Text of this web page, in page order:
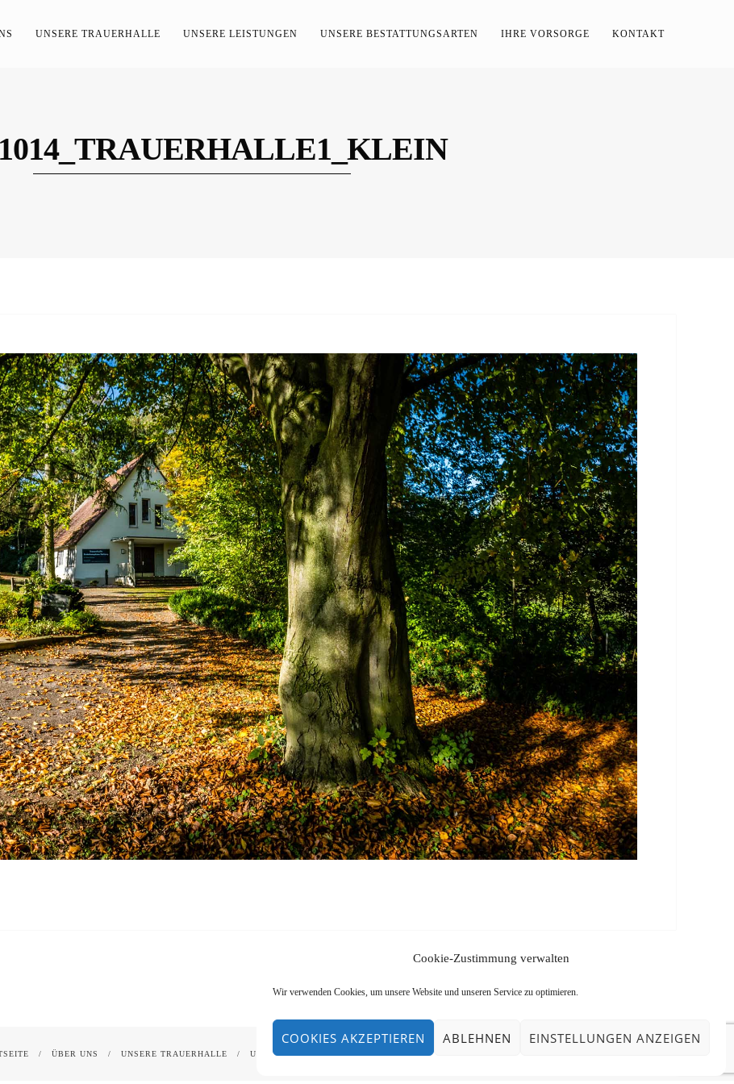
Cookie-Zustimmung verwalten
Wir verwenden Cookies, um unsere Website und unseren Service zu optimieren.
COOKIES AKZEPTIEREN ABLEHNEN EINSTELLUNGEN ANZEIGEN
UNSERE TRAUERHALLE UNSERE LEISTUNGEN UNSERE BESTATTUNGSARTEN IHRE VORSORGE KONTAKT
ÜBER UNS UNSERE TRAUERHALLE UNSERE LEISTUNGEN UNSERE BESTATTUNGSARTEN